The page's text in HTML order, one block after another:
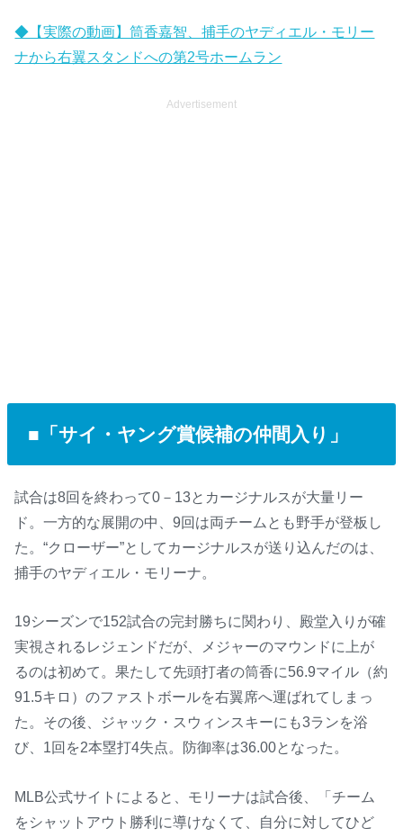
◆【実際の動画】筒香嘉智、捕手のヤディエル・モリー
ナから右翼スタンドへの第2号ホームラン
Advertisement
■「サイ・ヤング賞候補の仲間入り」
試合は8回を終わって0－13とカージナルスが大量リー
ド。一方的な展開の中、9回は両チームとも野手が登板し
た。“クローザー”としてカージナルスが送り込んだのは、
捕手のヤディエル・モリーナ。
19シーズンで152試合の完封勝ちに関わり、殿堂入りが確
実視されるレジェンドだが、メジャーのマウンドに上が
るのは初めて。果たして先頭打者の筒香に56.9マイル（約
91.5キロ）のファストボールを右翼席へ運ばれてしまっ
た。その後、ジャック・スウィンスキーにも3ランを浴
び、1回を2本塁打4失点。防御率は36.00となった。
MLB公式サイトによると、モリーナは試合後、「チーム
をシャットアウト勝利に導けなくて、自分に対してひど